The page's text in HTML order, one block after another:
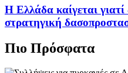
Η Ελλάδα καίγεται
στρατηγική
Πιο Πρόσφατα